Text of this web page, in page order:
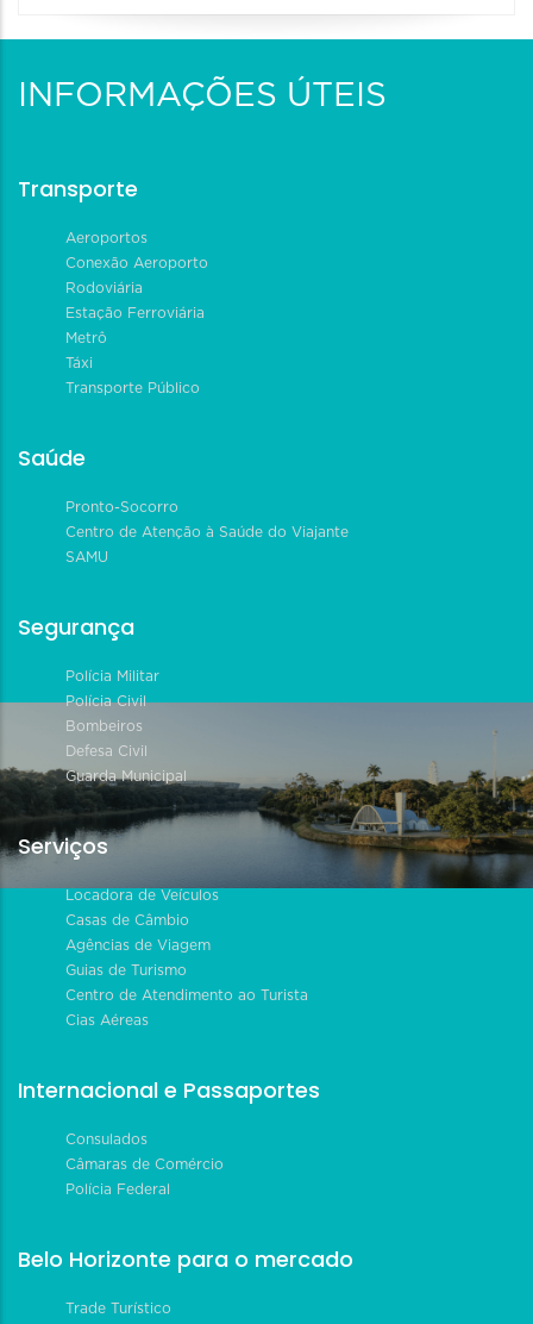
INFORMAÇÕES ÚTEIS
Transporte
Aeroportos
Conexão Aeroporto
Rodoviária
Estação Ferroviária
Metrô
Táxi
Transporte Público
Saúde
Pronto-Socorro
Centro de Atenção à Saúde do Viajante
SAMU
Segurança
Polícia Militar
Polícia Civil
Bombeiros
Defesa Civil
Guarda Municipal
Serviços
Locadora de Veículos
Casas de Câmbio
Agências de Viagem
Guias de Turismo
Centro de Atendimento ao Turista
Cias Aéreas
Internacional e Passaportes
Consulados
Câmaras de Comércio
Polícia Federal
Belo Horizonte para o mercado
Trade Turístico